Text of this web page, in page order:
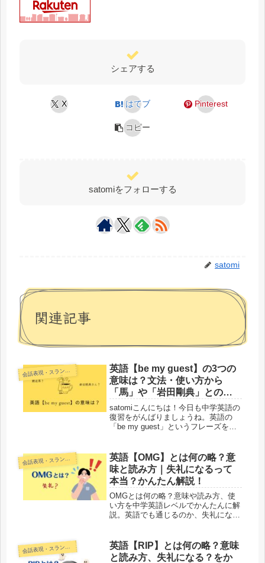
シェアする
X はてブ Pinterest
コピー
satomiをフォローする
satomi
関連記事
会話表現・スラング・ことわざ
英語【be my guest】の3つの
意味は？文法・使い方から
「馬」や「岩田剛典」との関
係も解説！
satomiこんにちは！今日も中学英語の
復習をがんばりましょうね。英語の
「be my guest」というフレーズを聞
味で使われる表現ですが、なぜそのよ
うな意味になるのでしょ...
会話表現・スラング・ことわざ
英語【OMG】とは何の略？意
味と読み方｜失礼になるって
本当？かんたん解説！
OMGとは何の略？意味や読み方、使
い方を中学英語レベルでかんたんに解
説。英語でも通じるのか、失礼になる
会話表現・スラング・ことわざ
英語【RIP】とは何の略？意味
と読み方、失礼になる？をか